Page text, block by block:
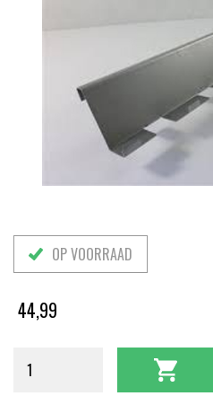
OP VOORRAAD
44,99